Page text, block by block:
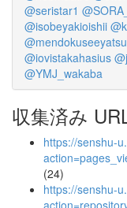
@seristar1
@isobeyakioishii
@mendokuseeyatsu
@iovistakahasius
@YMJ_wakaba
収集済み
https://senshu-
(24)
https://senshu-